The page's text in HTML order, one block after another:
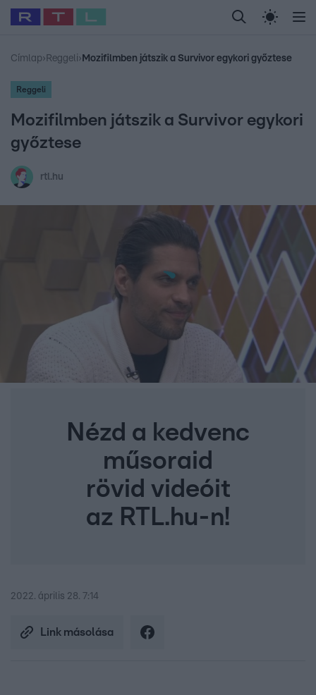
Legfrissebb RTL Híradó Randi Celeb vagyok,
Babits Marcella Most Wanted Gallusz
Címlap› Reggeli› Mozifilmben játszik a Survivor egykori győztese
Reggeli
Mozifilmben játszik a Survivor egykori
győztese
rtl.hu
Nézd a kedvenc
műsoraid
rövid videóit
az RTL.hu-n!
2022. április 28. 7:14
Link másolása